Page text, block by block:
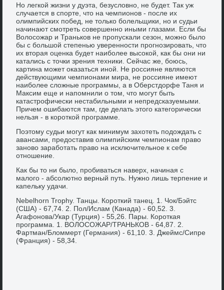
Но легкой жизни у дуэта, безусловно, не будет. Так уж
случается в спорте, что на чемпионов - после их
олимпийских побед, не только болельщики, но и судьи
начинают смотреть совершенно иными глазами. Если бы
Волосожар и Траньков не пропускали сезон, можно было
бы с большой степенью уверенности прогнозировать, что
их вторая оценка будет наиболее высокой, как бы они ни
катались с точки зрения техники. Сейчас же, боюсь,
картина может оказаться иной. Не россияне являются
действующими чемпионами мира, не россияне имеют
наиболее сложные программы, а в Оберстдорфе Таня и
Максим еще и напомнили о том, что могут быть
катастрофически нестабильными и непредсказуемыми.
Причем ошибаются там, где делать этого категорически
нельзя - в короткой программе.
Поэтому судьи могут как минимум захотеть подождать с
авансами, предоставив олимпийским чемпионам право
заново заработать право на исключительное к себе
отношение.
Как бы то ни было, пробиваться наверх, начиная с
малого - абсолютно верный путь. Нужно лишь терпение и
капельку удачи.
Nebelhorn Trophy. Танцы. Короткий танец. 1. Чок/Бэйтс
(США) - 67,74. 2. Пол/Ислам (Канада) - 60,52. 3.
Агафонова/Укар (Турция) - 55,26. Пары. Короткая
программа. 1. ВОЛОСОЖАР/ТРАНЬКОВ - 64,87. 2.
Фартман/Бломмерт (Германия) - 61,10. 3. Джеймс/Сипре
(Франция) - 58,34.